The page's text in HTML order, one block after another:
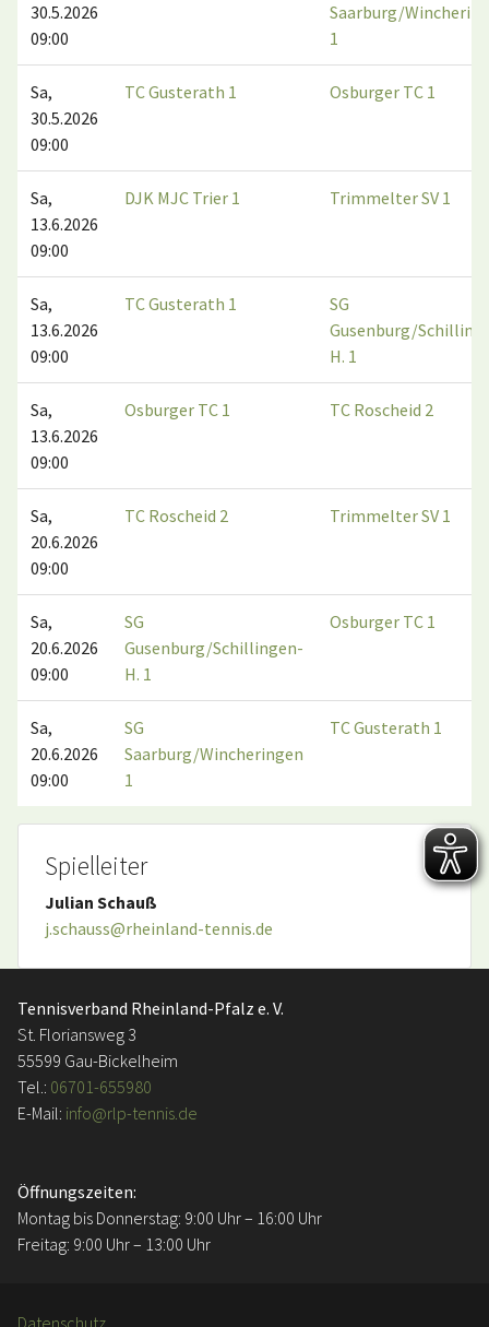
30.5.2026
09:00
Saarburg/
1
Sa,
30.5.2026
09:00
TC Gusterath 1 Osburger TC 1
Sa,
13.6.2026
09:00
DJK MJC Trier 1 Trimmelter SV 1
Sa,
13.6.2026
09:00
TC Gusterath 1
SG
Gusenburg/
H. 1
Sa,
13.6.2026
09:00
Osburger TC 1 TC Roscheid 2
Sa,
20.6.2026
09:00
TC Roscheid 2 Trimmelter SV 1
Sa,
20.6.2026
09:00
SG
Gusenburg/Schillingen-
H. 1
Osburger TC 1
Sa,
20.6.2026
09:00
SG
Saarburg/Wincheringen
1
TC Gusterath 1
Spielleiter
Julian Schauß
j.schauss@rheinland-tennis.de
Tennisverband Rheinland-Pfalz e. V.
St. Floriansweg 3
55599 Gau-Bickelheim
Tel.: 06701-655980
E-Mail: info@rlp-tennis.de
Öffnungszeiten:
Montag bis Donnerstag: 9:00 Uhr – 16:00 Uhr
Freitag: 9:00 Uhr – 13:00 Uhr
Datenschutz